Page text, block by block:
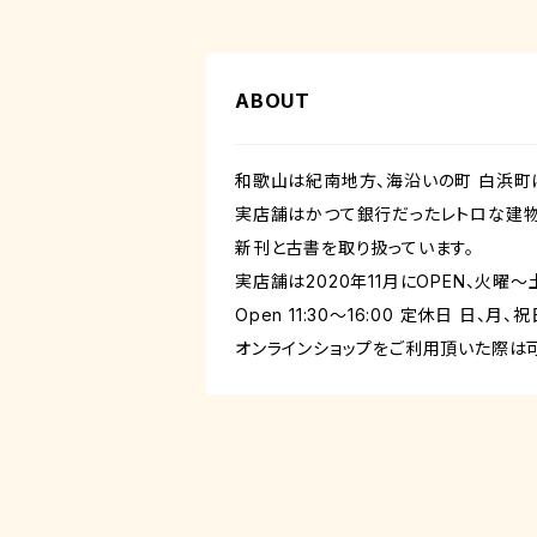
ABOUT
和歌山は紀南地方、海沿いの町 白浜町
実店舗はかつて銀行だったレトロな建
新刊と古書を取り扱っています。
実店舗は2020年11月にOPEN、火曜～
Open 11:30～16:00 定休日 日、月、祝
オンラインショップをご利用頂いた際